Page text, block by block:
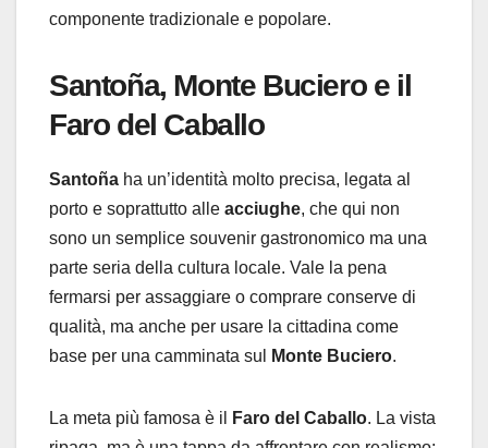
componente tradizionale e popolare.
Santoña, Monte Buciero e il
Faro del Caballo
Santoña ha un’identità molto precisa, legata al
porto e soprattutto alle acciughe, che qui non
sono un semplice souvenir gastronomico ma una
parte seria della cultura locale. Vale la pena
fermarsi per assaggiare o comprare conserve di
qualità, ma anche per usare la cittadina come
base per una camminata sul
Monte Buciero.
La meta più famosa è il Faro del Caballo. La vista